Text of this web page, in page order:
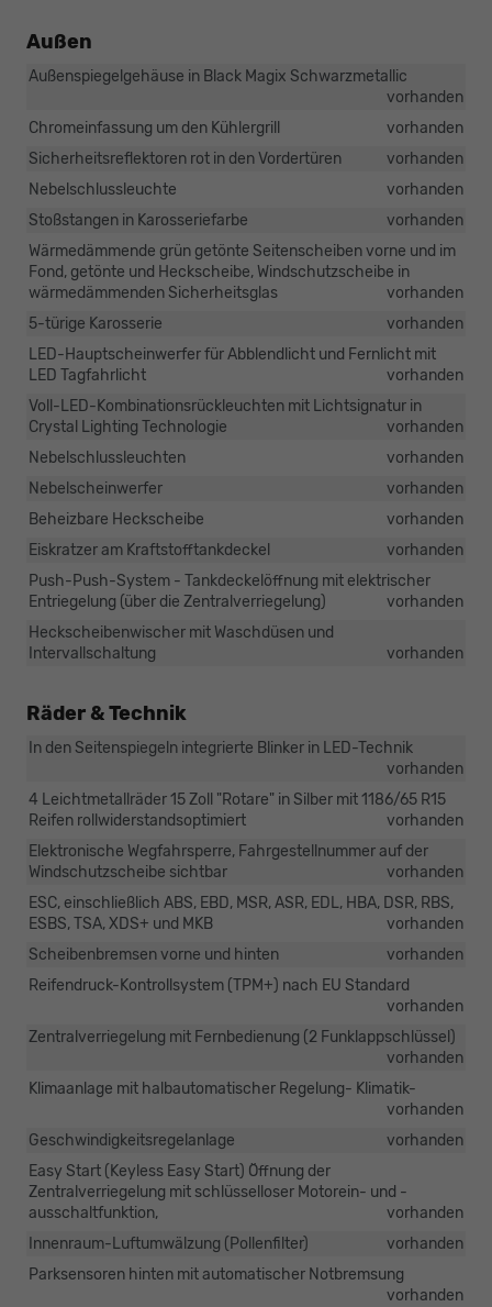
Außen
Außenspiegelgehäuse in Black Magix Schwarzmetallic
vorhanden
Chromeinfassung um den Kühlergrill
vorhanden
Sicherheitsreflektoren rot in den Vordertüren
vorhanden
Nebelschlussleuchte
vorhanden
Stoßstangen in Karosseriefarbe
vorhanden
Wärmedämmende grün getönte Seitenscheiben vorne und im
Fond, getönte und Heckscheibe, Windschutzscheibe in
wärmedämmenden Sicherheitsglas
vorhanden
5-türige Karosserie
vorhanden
LED-Hauptscheinwerfer für Abblendlicht und Fernlicht mit
LED Tagfahrlicht
vorhanden
Voll-LED-Kombinationsrückleuchten mit Lichtsignatur in
Crystal Lighting Technologie
vorhanden
Nebelschlussleuchten
vorhanden
Nebelscheinwerfer
vorhanden
Beheizbare Heckscheibe
vorhanden
Eiskratzer am Kraftstofftankdeckel
vorhanden
Push-Push-System - Tankdeckelöffnung mit elektrischer
Entriegelung (über die Zentralverriegelung)
vorhanden
Heckscheibenwischer mit Waschdüsen und
Intervallschaltung
vorhanden
Räder & Technik
In den Seitenspiegeln integrierte Blinker in LED-Technik
vorhanden
4 Leichtmetallräder 15 Zoll "Rotare" in Silber mit 1186/65 R15
Reifen rollwiderstandsoptimiert
vorhanden
Elektronische Wegfahrsperre, Fahrgestellnummer auf der
Windschutzscheibe sichtbar
vorhanden
ESC, einschließlich ABS, EBD, MSR, ASR, EDL, HBA, DSR, RBS,
ESBS, TSA, XDS+ und MKB
vorhanden
Scheibenbremsen vorne und hinten
vorhanden
Reifendruck-Kontrollsystem (TPM+) nach EU Standard
vorhanden
Zentralverriegelung mit Fernbedienung (2 Funklappschlüssel)
vorhanden
Klimaanlage mit halbautomatischer Regelung- Klimatik-
vorhanden
Geschwindigkeitsregelanlage
vorhanden
Easy Start (Keyless Easy Start) Öffnung der
Zentralverriegelung mit schlüsselloser Motorein- und -
ausschaltfunktion,
vorhanden
Innenraum-Luftumwälzung (Pollenfilter)
vorhanden
Parksensoren hinten mit automatischer Notbremsung
vorhanden